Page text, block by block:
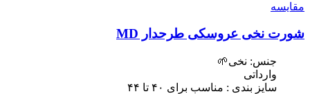
مقایسه
شورت نخی عروسکی طرحدار MD
جنس: نخی🌱
وارداتی
سایز بندی : مناسب برای ۴٠ تا ۴۴